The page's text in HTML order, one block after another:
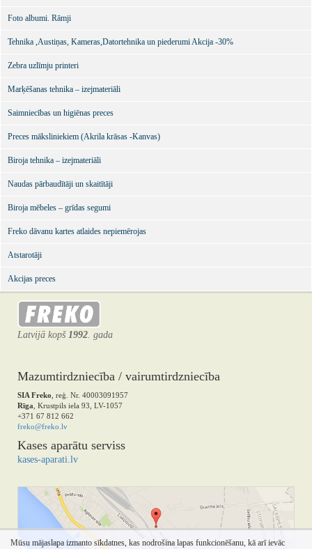
Mūsu mājaslapa izmanto sīkdatnes, kas nodrošina lapas funkcionēšanu, kā arī ievāc
Foto albumi. Rāmji
Tehnika ,Austiņas, Kameras,Datortehnika un piederumi Akcija -30%
Zebra uzlīmju printeri
Marķēšanas tehnika – izejmateriāli
Saimniecības un higiēnas preces
Preces māksliniekiem (Akrila krāsas -Kanvas)
Biroja tehnika – izejmateriāli
Naudas pārbaudītāji un skaitītāji
Biroja mēbeles – grīdas segumi
Freko dāvanu kartes atlaides nepiemērojas
Atstarotāji
Akcijas preces
Latvijā kopš 1992 . gada
Mazumtirdzniecība / vairumtirdzniecība
SIA Freko , reģ. Nr. 40003091957
Rīga , Krustpils iela 93, LV-1057
+371 67 812 662
freko@freko.lv
Kases aparātu serviss
kases-aparati.lv